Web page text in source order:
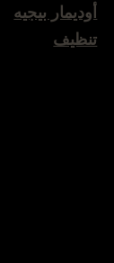
أوديمار بيجيه
تنظيف